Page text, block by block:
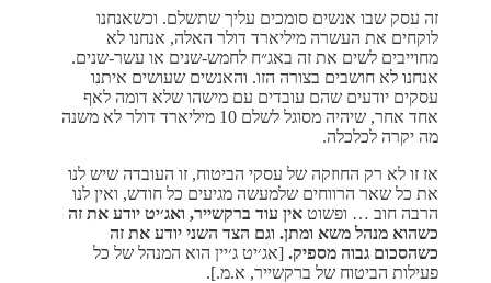
זה עסק שבו אנשים סומכים עליך שתשלם. וכשאנחנו
לוקחים את העשרה מיליארד דולר האלה, אנחנו לא
מחוייבים לשים את זה באג״ח לחמש-שנים או עשר-שנים.
אנחנו לא חושבים בצורה הזו. והאנשים שעושים איתנו
עסקים יודעים שהם עובדים עם מישהו שלא דומה לאף
אחד אחר, שיהיה מסוגל לשלם 10 מיליארד דולר לא משנה
מה יקרה לכלכלה.
אז זו לא רק החוזקה של עסקי הביטוח, זו העובדה שיש לנו
את כל שאר הרווחים שלמעשה מגיעים כל חודש, ואין לנו
הרבה חוב … ופשוט אין עוד ברקשייר, ואג׳יט יודע את זה
כשהוא מנהל משא ומתן. וגם הצד השני יודע את זה
כשהסכום גבוה מספיק. [אג׳יט ג׳יין הוא המנהל של כל
פעילות הביטוח של ברקשייר, א.מ.].